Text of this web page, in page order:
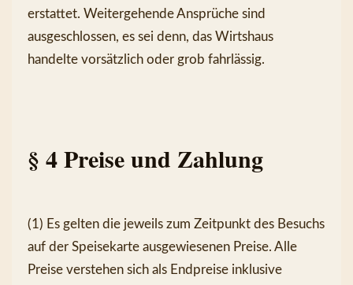
erstattet. Weitergehende Ansprüche sind
ausgeschlossen, es sei denn, das Wirtshaus
handelte vorsätzlich oder grob fahrlässig.
§ 4 Preise und Zahlung
(1) Es gelten die jeweils zum Zeitpunkt des Besuchs
auf der Speisekarte ausgewiesenen Preise. Alle
Preise verstehen sich als Endpreise inklusive